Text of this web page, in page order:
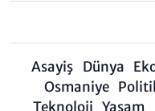
Asayiş Dünya
Osmaniye
Teknoloji Yaşam